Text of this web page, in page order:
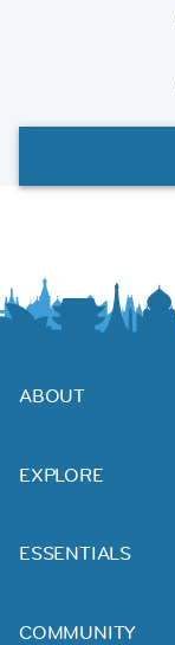
ABOUT
EXPLORE
ESSENTIALS
COMMUNITY